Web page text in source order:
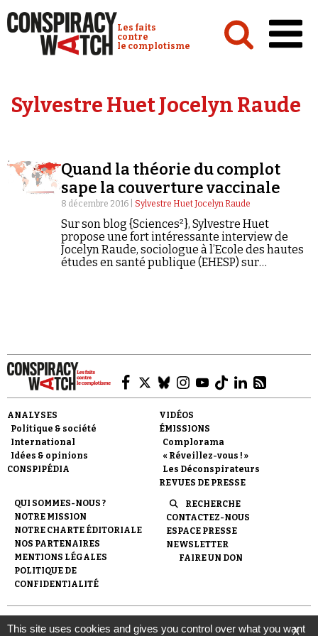
Conspiracy Watch :
Les faits
contre
le complotisme
Analyses
Vidéos
Émissions
Revues de presse
Faire un don
Demander à Vera
Sylvestre Huet Jocelyn Raude
Quand la théorie du complot
sape la couverture vaccinale
8 décembre 2016 | Sylvestre Huet Jocelyn Raude
Sur son blog {Sciences²}, Sylvestre Huet
propose une fort intéressante interview de
Jocelyn Raude, sociologue à l’Ecole des hautes
études en santé publique (EHESP) sur
ANALYSES
Politique & société
International
Idées & opinions
CONSPIPÉDIA
VIDÉOS
ÉMISSIONS
Complorama
« Réveillez-vous ! »
Les Déconspirateurs
REVUES DE PRESSE
QUI SOMMES-NOUS ?
NOTRE MISSION
NOTRE CHARTE ÉDITORIALE
NOS PARTENAIRES
MENTIONS LÉGALES
POLITIQUE DE
CONFIDENTIALITÉ
RECHERCHE
CONTACTEZ-NOUS
ESPACE PRESSE
NEWSLETTER
FAIRE UN DON
© 2007- 2026 Conspiracy Watch | Une réalisation de
l'Observatoire du conspirationnisme (association loi de 1901) avec
X
This site uses cookies and gives you control over what you want